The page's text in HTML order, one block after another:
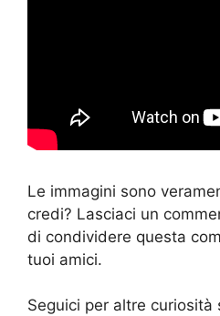
Le immagini sono
credi? Lasciaci un
di condividere questa
tuoi amici.
Seguici per altre curiosità